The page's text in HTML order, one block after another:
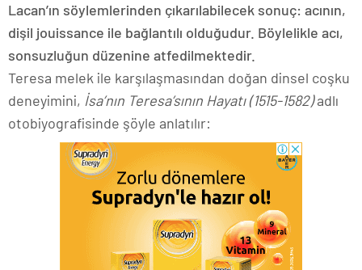
Lacan’ın söylemlerinden çıkarılabilecek sonuç: acının,
dişil jouissance ile bağlantılı olduğudur. Böylelikle acı,
sonsuzluğun düzenine atfedilmektedir.
Teresa melek ile karşılaşmasından doğan dinsel coşku
deneyimini, İsa’nın Teresa’sının Hayatı (1515-1582)adlı
otobiyografisinde şöyle anlatılır: